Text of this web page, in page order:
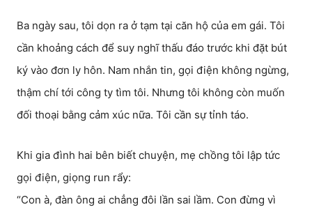
Ba ngày sau, tôi dọn ra ở tạm tại căn hộ của em gái. Tôi
cần khoảng cách để suy nghĩ thấu đáo trước khi đặt bút
ký vào đơn ly hôn. Nam nhắn tin, gọi điện không ngừng,
thậm chí tới công ty tìm tôi. Nhưng tôi không còn muốn
đối thoại bằng cảm xúc nữa. Tôi cần sự tỉnh táo.
Khi gia đình hai bên biết chuyện, mẹ chồng tôi lập tức
gọi điện, giọng run rẩy:
“Con à, đàn ông ai chẳng đôi lần sai lầm. Con đừng vì